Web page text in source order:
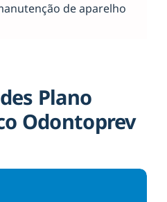
de aparelho
Plano
Odontoprev